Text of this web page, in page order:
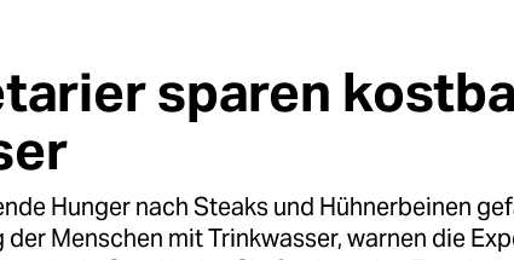
sparen
Hunger nach Steaks und Hühnerbeinen
der Menschen mit Trinkwasser, warnen die